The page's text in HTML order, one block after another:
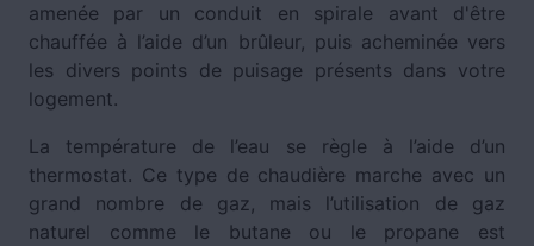
amenée par un conduit en spirale avant d'être
chauffée à l’aide d’un brûleur, puis acheminée vers
les divers points de puisage présents dans votre
logement.
La température de l’eau se règle à l’aide d’un
thermostat. Ce type de chaudière marche avec un
grand nombre de gaz, mais l’utilisation de gaz
naturel comme le butane ou le propane est